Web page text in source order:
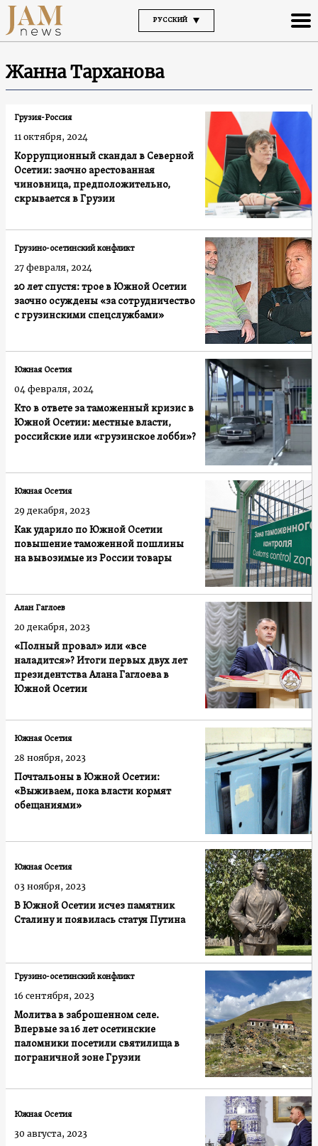
РУССКИЙ
Жанна Тарханова
Коррупционный скандал в Северной
Осетии: заочно арестованная
чиновница, предположительно,
скрывается в Грузии
Грузия-Россия
11 октября, 2024
20 лет спустя: трое в Южной Осетии
заочно осуждены «за сотрудничество
с грузинскими спецслужбами»
Грузино-осетинский конфликт
27 февраля, 2024
Кто в ответе за таможенный кризис в
Южной Осетии: местные власти,
российские или «грузинское лобби»?
Южная Осетия
04 февраля, 2024
Как ударило по Южной Осетии
повышение таможенной пошлины
на вывозимые из России товары
Южная Осетия
29 декабря, 2023
«Полный провал» или «все
наладится»? Итоги первых двух лет
президентства Алана Гаглоева в
Южной Осетии
Алан Гаглоев
20 декабря, 2023
Почтальоны в Южной Осетии:
«Выживаем, пока власти кормят
обещаниями»
Южная Осетия
28 ноября, 2023
В Южной Осетии исчез памятник
Сталину и появилась статуя Путина
Южная Осетия
03 ноября, 2023
Молитва в заброшенном селе.
Впервые за 16 лет осетинские
паломники посетили святилища в
пограничной зоне Грузии
Грузино-осетинский конфликт
16 сентября, 2023
Южная Осетия
30 августа, 2023